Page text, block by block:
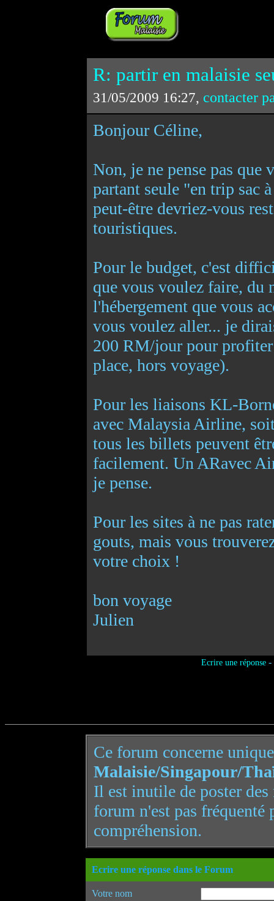
R: partir en malaisie
31/05/2009 16:27, contacter
Bonjour Céline,
Non, je ne pense pas que
partant seule "en trip sac
peut-être devriez-vous
touristiques.
Pour le budget, c'est
que vous voulez faire, du
l'hébergement que vous
vous voulez aller... je
200 RM/jour pour
place, hors voyage).
Pour les liaisons KL-
avec Malaysia Airline,
tous les billets peuvent
facilement. Un ARavec
je pense.
Pour les sites à ne pas
gouts, mais vous
votre choix !
bon voyage
Julien
Ecrire une réponse-
Ce forum concerne
Malaisie/Singapour/
Il est inutile de poster
forum n'est pas
compréhension.
Ecrire une réponse dans le Forum
Votre nom